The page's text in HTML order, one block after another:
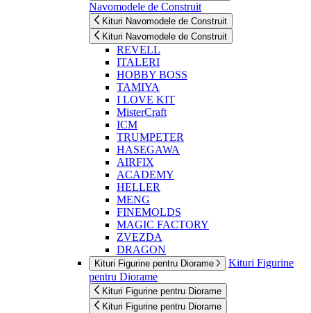
Navomodele de Construit
Kituri Navomodele de Construit
Kituri Navomodele de Construit
REVELL
ITALERI
HOBBY BOSS
TAMIYA
I LOVE KIT
MisterCraft
ICM
TRUMPETER
HASEGAWA
AIRFIX
ACADEMY
HELLER
MENG
FINEMOLDS
MAGIC FACTORY
ZVEZDA
DRAGON
Kituri Figurine pentru Diorame
Kituri Figurine
pentru Diorame
Kituri Figurine pentru Diorame
Kituri Figurine pentru Diorame